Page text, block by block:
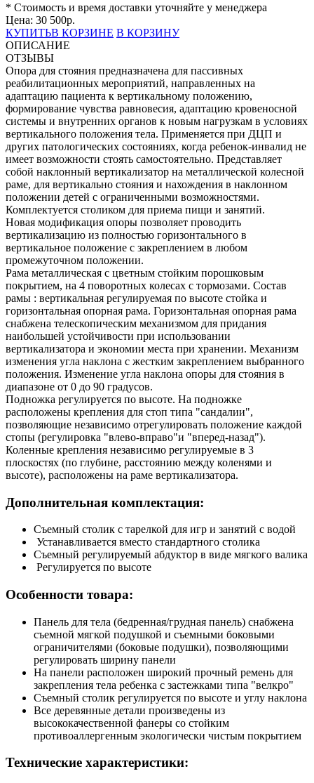
* Стоимость и время доставки уточняйте у менеджера
Цена: 30 500р.
КУПИТЬВ КОРЗИНЕ В КОРЗИНУ
ОПИСАНИЕ
ОТЗЫВЫ
Опора для стояния предназначена для пассивных
реабилитационных мероприятий, направленных на
адаптацию пациента к вертикальному положению,
формирование чувства равновесия, адаптацию кровеносной
системы и внутренних органов к новым нагрузкам в условиях
вертикального положения тела. Применяется при ДЦП и
других патологических состояниях, когда ребенок-инвалид не
имеет возможности стоять самостоятельно. Представляет
собой наклонный вертикализатор на металлической колесной
раме, для вертикально стояния и нахождения в наклонном
положении детей с ограниченными возможностями.
Комплектуется столиком для приема пищи и занятий.
Новая модификация опоры позволяет проводить
вертикализацию из полностью горизонтального в
вертикальное положение с закреплением в любом
промежуточном положении.
Рама металлическая с цветным стойким порошковым
покрытием, на 4 поворотных колесах с тормозами. Состав
рамы : вертикальная регулируемая по высоте стойка и
горизонтальная опорная рама. Горизонтальная опорная рама
снабжена телескопическим механизмом для придания
наибольшей устойчивости при использовании
вертикализатора и экономии места при хранении. Механизм
изменения угла наклона с жестким закреплением выбранного
положения. Изменение угла наклона опоры для стояния в
диапазоне от 0 до 90 градусов.
Подножка регулируется по высоте. На подножке
расположены крепления для стоп типа "сандалии",
позволяющие независимо отрегулировать положение каждой
стопы (регулировка "влево-вправо"и "вперед-назад").
Коленные крепления независимо регулируемые в 3
плоскостях (по глубине, расстоянию между коленями и
высоте), расположены на раме вертикализатора.
Дополнительная комплектация:
Съемный столик с тарелкой для игр и занятий с водой
Устанавливается вместо стандартного столика
Съемный регулируемый абдуктор в виде мягкого валика
Регулируется по высоте
Особенности товара:
Панель для тела (бедренная/грудная панель) снабжена
съемной мягкой подушкой и съемными боковыми
ограничителями (боковые подушки), позволяющими
регулировать ширину панели
На панели расположен широкий прочный ремень для
закрепления тела ребенка с застежками типа "велкро"
Съемный столик регулируется по высоте и углу наклона
Все деревянные детали произведены из
высококачественной фанеры со стойким
противоаллергенным экологически чистым покрытием
Технические характеристики: